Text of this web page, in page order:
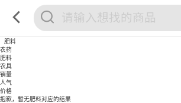
肥料
农药
肥料
农具
销量
人气
价格
抱歉，暂无肥料对应的结果